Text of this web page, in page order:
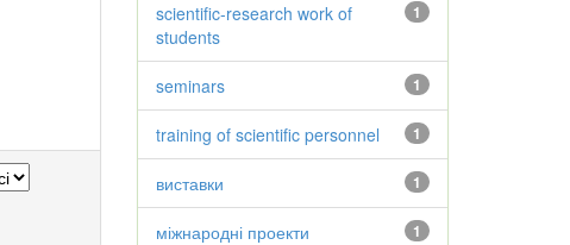
1
scientific-research work of
students
1
seminars
1
training of scientific personnel
1
виставки
1
міжнародні проекти